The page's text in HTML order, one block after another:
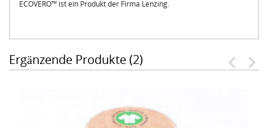
ECOVERO™ ist ein Produkt der Firma Lenzing.
Ergänzende Produkte (2)